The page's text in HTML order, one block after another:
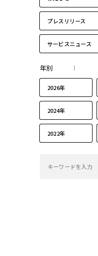
プレスリリース
サービスニュース
年別
2026年
2024年
2022年